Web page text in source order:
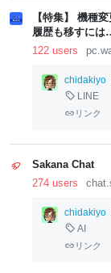
【特集】 機種
履歴も移すに
122 users
chidakiyo
LINE
リンク
Sakana Chat
274 users
chidakiyo
AI
リンク